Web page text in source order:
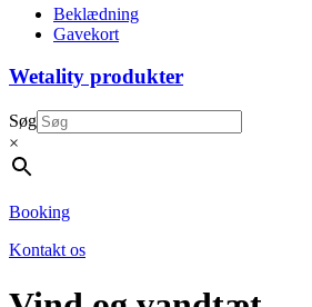
Beklædning
Gavekort
Wetality produkter
Søg
×
Booking
Kontakt os